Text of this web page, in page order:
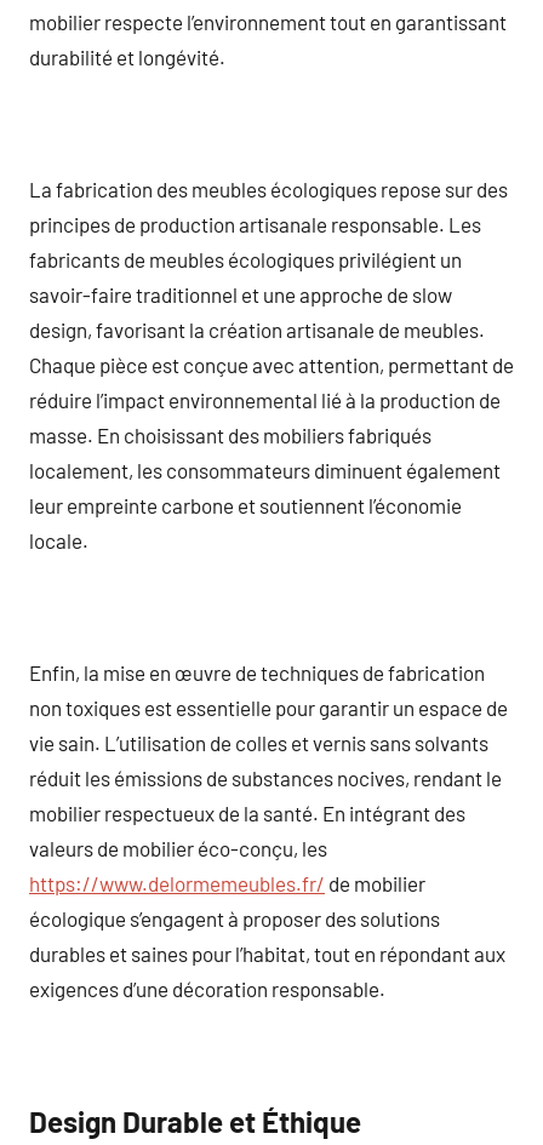
mobilier respecte l’environnement tout en garantissant
durabilité et longévité.
La fabrication des meubles écologiques repose sur des
principes de production artisanale responsable. Les
fabricants de meubles écologiques privilégient un
savoir-faire traditionnel et une approche de slow
design, favorisant la création artisanale de meubles.
Chaque pièce est conçue avec attention, permettant de
réduire l’impact environnemental lié à la production de
masse. En choisissant des mobiliers fabriqués
localement, les consommateurs diminuent également
leur empreinte carbone et soutiennent l’économie
locale.
Enfin, la mise en œuvre de techniques de fabrication
non toxiques est essentielle pour garantir un espace de
vie sain. L’utilisation de colles et vernis sans solvants
réduit les émissions de substances nocives, rendant le
mobilier respectueux de la santé. En intégrant des
valeurs de mobilier éco-conçu, les
https://www.delormemeubles.fr/ de mobilier
écologique s’engagent à proposer des solutions
durables et saines pour l’habitat, tout en répondant aux
exigences d’une décoration responsable.
Design Durable et Éthique